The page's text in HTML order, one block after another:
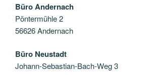
Büro Andernach
Pöntermühle 2
56626 Andernach
Büro Neustadt
Johann-Sebastian-Bach-Weg 3